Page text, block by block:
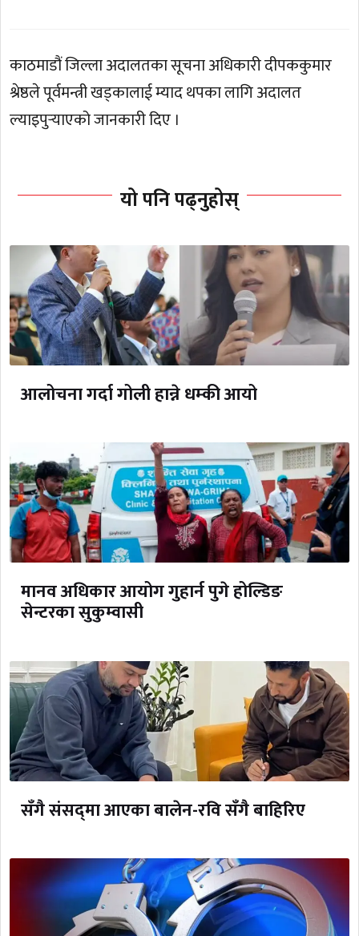
काठमाडौं जिल्ला अदालतका सूचना अधिकारी दीपककुमार
श्रेष्ठले पूर्वमन्त्री खड्कालाई म्याद थपका लागि अदालत
ल्याइपुर्‍याएको जानकारी दिए ।
यो पनि पढ्नुहोस्
आलोचना गर्दा गोली हान्ने धम्की आयो
मानव अधिकार आयोग गुहार्न पुगे होल्डिङ
सेन्टरका सुकुम्वासी
सँगै संसद्‌मा आएका बालेन-रवि सँगै बाहिरिए